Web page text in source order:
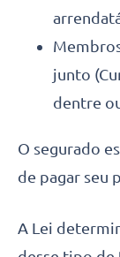
junto
dentre
O segurado
de pagar seu
A Lei